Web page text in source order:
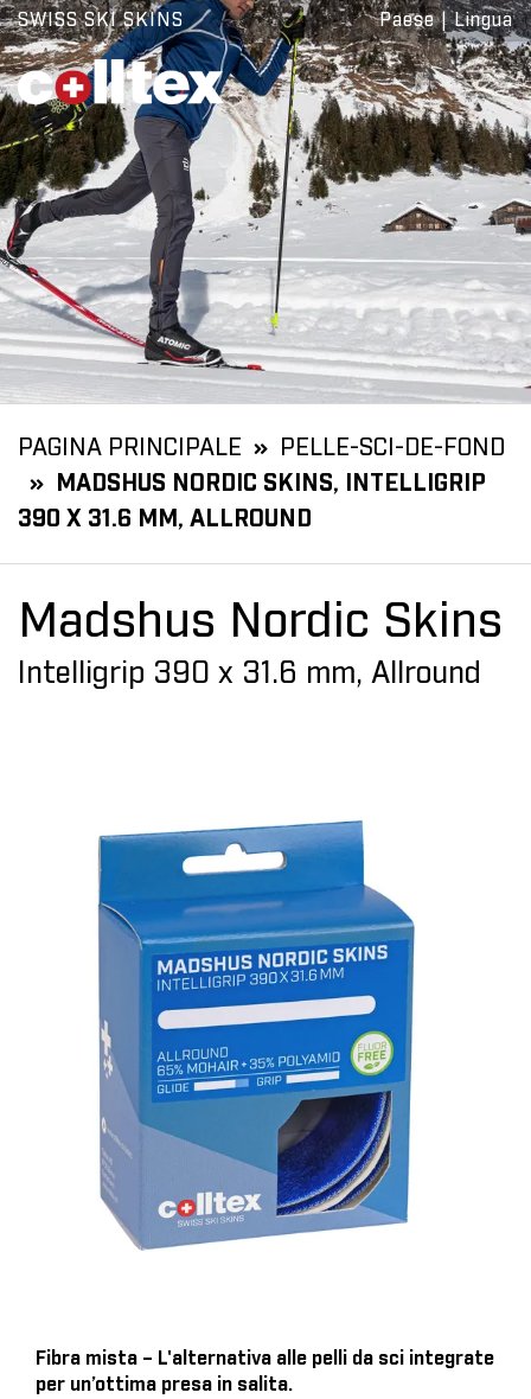
SWISS SKI SKINS Paese|Lingua
PAGINA PRINCIPALE
PELLE-SCI-DE-FOND
MADSHUS NORDIC SKINS, INTELLIGRIP
390 X 31.6 MM, ALLROUND
Madshus Nordic Skins
Intelligrip 390 x 31.6 mm, Allround
Fibra mista – L'alternativa alle pelli da sci integrate
per un’ottima presa in salita.